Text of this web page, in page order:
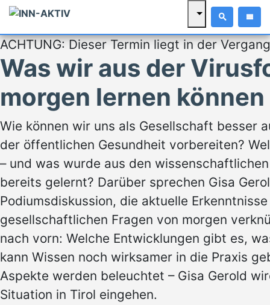
ACHTUNG: Dieser Termin liegt in der
Was wir aus der
morgen lernen
Wie können wir uns als Gesellschaft besser
der öffentlichen Gesundheit vorbereiten?
– und was wurde aus den
bereits gelernt? Darüber sprechen Gisa
Podiumsdiskussion, die aktuelle
gesellschaftlichen Fragen von morgen
nach vorn: Welche Entwicklungen gibt es,
kann Wissen noch wirksamer in die Praxis
Aspekte werden beleuchtet – Gisa Gerold
Situation in Tirol eingehen.